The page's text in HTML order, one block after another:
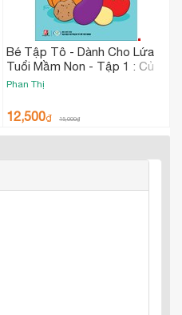
Bé Tập Tô - Dành Cho Lứa
Tuổi Mầm Non - Tập 1 : Củ
Quả
Phan Thị
12,500₫ 15,000₫